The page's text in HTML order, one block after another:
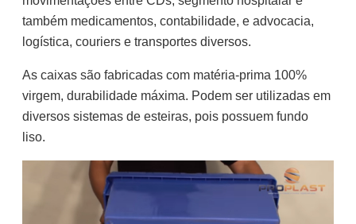
também medicamentos, contabilidade, e advocacia,
logística, couriers e transportes diversos.
As caixas são fabricadas com matéria-prima 100%
virgem, durabilidade máxima. Podem ser utilizadas em
diversos sistemas de esteiras, pois possuem fundo
liso.